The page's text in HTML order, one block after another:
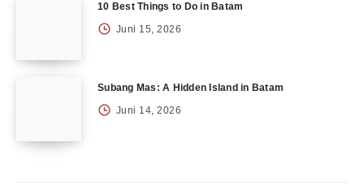
10 Best Things to Do in Batam
Juni 15, 2026
Subang Mas: A Hidden Island in Batam
Juni 14, 2026